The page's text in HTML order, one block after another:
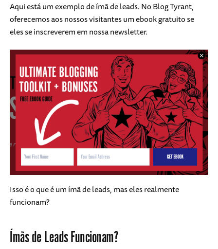
Aqui está um exemplo de ímã de leads. No Blog Tyrant,
oferecemos aos nossos visitantes um ebook gratuito se
eles se inscreverem em nossa newsletter.
Isso é o que é um ímã de leads, mas eles realmente
funcionam?
Ímãs de Leads Funcionam?